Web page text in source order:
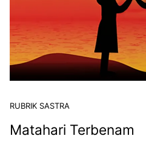
RUBRIK SASTRA
Matahari Terbenam